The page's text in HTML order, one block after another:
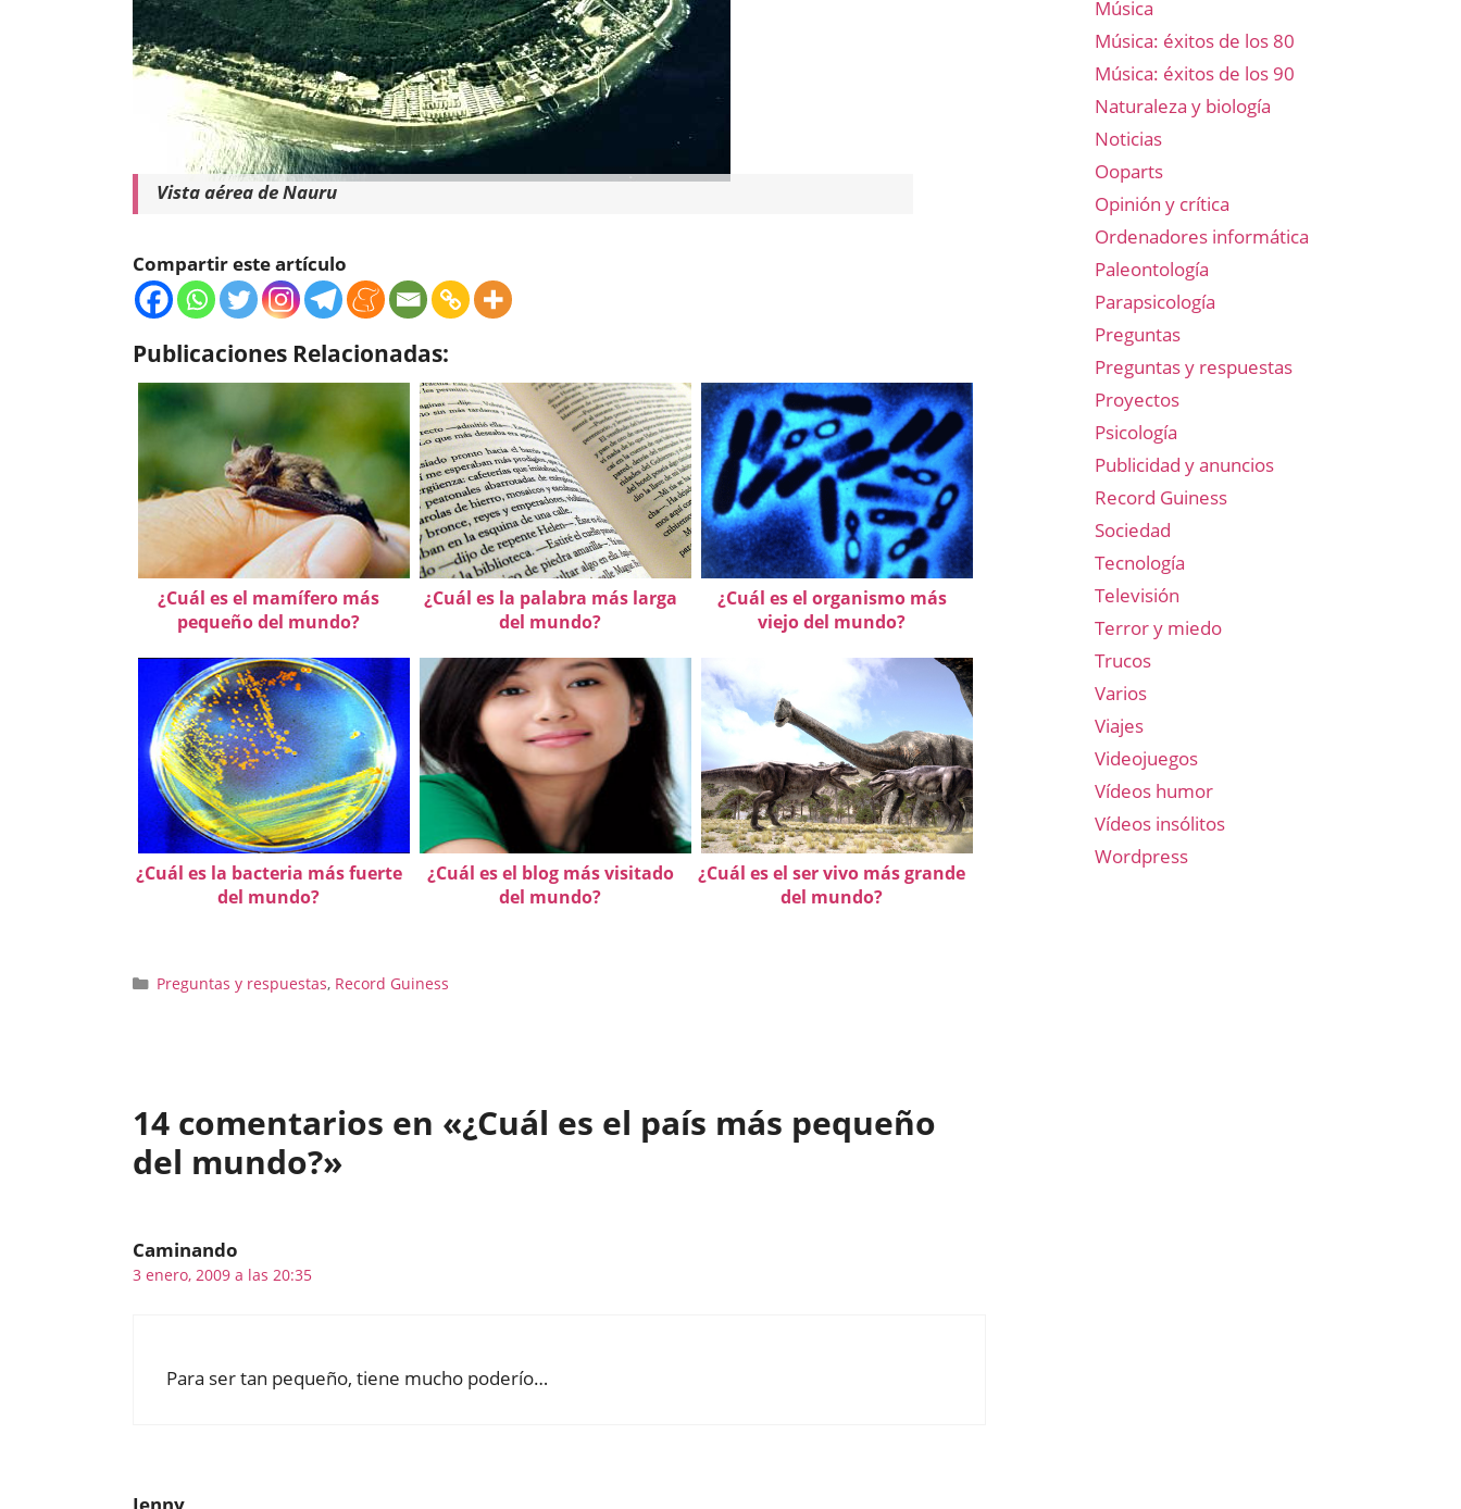
Vista aérea de Nauru
Compartir este artículo
Publicaciones Relacionadas:
¿Cuál es el mamífero más
pequeño del mundo?
¿Cuál es la palabra más larga
del mundo?
¿Cuál es el organismo más
viejo del mundo?
¿Cuál es la bacteria más fuerte
del mundo?
¿Cuál es el blog más visitado
del mundo?
¿Cuál es el ser vivo más grande
del mundo?
Categorías
Preguntas y respuestas, Record Guiness
14 comentarios en «¿Cuál es el país más pequeño
del mundo?»
Caminando
3 enero, 2009 a las 20:35
Para ser tan pequeño, tiene mucho poderío…
Jenny
Música
Música: éxitos de los 80
Música: éxitos de los 90
Naturaleza y biología
Noticias
Ooparts
Opinión y crítica
Ordenadores informática
Paleontología
Parapsicología
Preguntas
Preguntas y respuestas
Proyectos
Psicología
Publicidad y anuncios
Record Guiness
Sociedad
Tecnología
Televisión
Terror y miedo
Trucos
Varios
Viajes
Videojuegos
Vídeos humor
Vídeos insólitos
Wordpress